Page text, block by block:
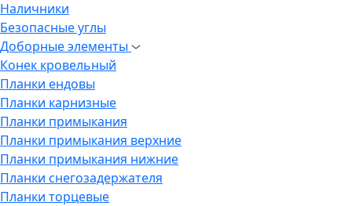
Наличники
Безопасные углы
Доборные элементы
Конек кровельный
Планки ендовы
Планки карнизные
Планки примыкания
Планки примыкания верхние
Планки примыкания нижние
Планки снегозадержателя
Планки торцевые